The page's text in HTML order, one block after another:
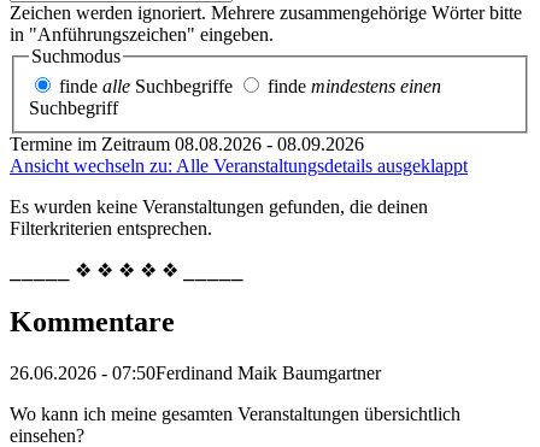
Zeichen werden ignoriert. Mehrere zusammengehörige Wörter bitte
in "Anführungszeichen" eingeben.
Suchmodus
finde alle Suchbegriffe finde mindestens einen
Suchbegriff
Termine im Zeitraum 08.08.2026 - 08.09.2026
Ansicht wechseln zu: Alle Veranstaltungsdetails ausgeklappt
Es wurden keine Veranstaltungen gefunden, die deinen
Filterkriterien entsprechen.
⎯⎯⎯⎯⎯ ❖ ❖ ❖ ❖ ❖ ⎯⎯⎯⎯⎯
Kommentare
26.06.2026 - 07:50Ferdinand Maik Baumgartner
Wo kann ich meine gesamten Veranstaltungen übersichtlich
einsehen?